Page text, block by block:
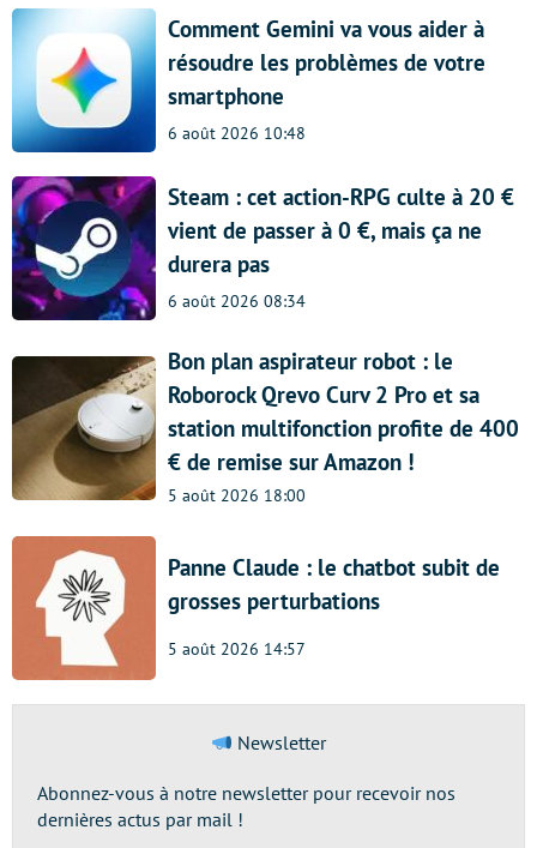
Comment Gemini va vous aider à
résoudre les problèmes de votre
smartphone
6 août 2026 10:48
Steam : cet action-RPG culte à 20 €
vient de passer à 0 €, mais ça ne
durera pas
6 août 2026 08:34
Bon plan aspirateur robot : le
Roborock Qrevo Curv 2 Pro et sa
station multifonction profite de 400
€ de remise sur Amazon !
5 août 2026 18:00
Panne Claude : le chatbot subit de
grosses perturbations
5 août 2026 14:57
Newsletter
Abonnez-vous à notre newsletter pour recevoir nos
dernières actus par mail !